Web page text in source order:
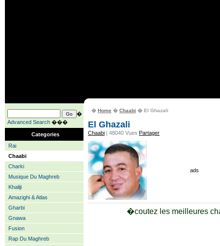
�
Advanced Search ���
Categories
Rai
Chaabi
Charki
Musique Du Maghreb
Khaliji
Amazighi & Atlas
Gharbi
Gnawa
Fusion
Rap Du Maghreb
� Home � Chaabi � El Ghazali
El Ghazali
Chaabi | 48040 Vues Partager
ads
�coutez les meilleures